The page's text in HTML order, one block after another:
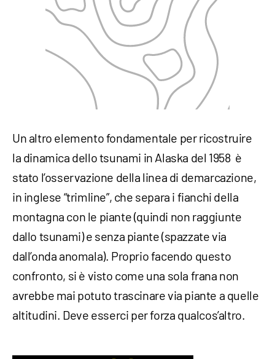
Un altro elemento fondamentale per ricostruire
la dinamica dello tsunami in Alaska del 1958 è
stato l’osservazione della linea di demarcazione,
in inglese “trimline”, che separa i fianchi della
montagna con le piante (quindi non raggiunte
dallo tsunami) e senza piante (spazzate via
dall’onda anomala). Proprio facendo questo
confronto, si è visto come una sola frana non
avrebbe mai potuto trascinare via piante a quelle
altitudini. Deve esserci per forza qualcos’altro.